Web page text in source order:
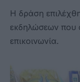
Η δράση
εκδηλώσεων που
επικοινωνία.